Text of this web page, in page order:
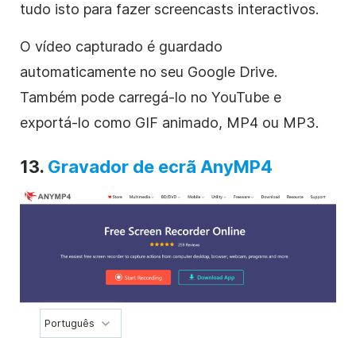
tudo isto para fazer screencasts interactivos.
O vídeo capturado é guardado
automaticamente no seu Google Drive.
Também pode carregá-lo no YouTube e
exportá-lo como GIF animado, MP4 ou MP3.
13. Gravador de ecrã AnyMP4
Português